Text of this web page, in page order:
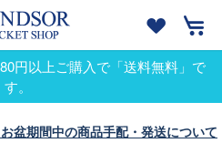
円以上ご購入で「送料無料」で
す。
盆期間中の商品手配・発送について